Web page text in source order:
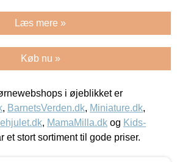
Læs mere »
Køb nu »
i øjeblikket er
, BarnetsVerden.dk, Miniature.dk,
, MamaMilla.dk og Kids-
et stort sortiment til gode priser.